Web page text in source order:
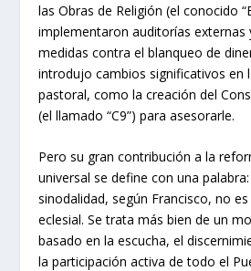
las Obras de Religión (el conocido
implementaron auditorías externas
medidas contra el blanqueo de
introdujo cambios significativos en
pastoral, como la creación del
(el llamado “C9”) para asesorarle.
Pero su gran contribución a la
universal se define con una palabra:
sinodalidad, según Francisco, no
eclesial. Se trata más bien de un
basado en la escucha, el
la participación activa de todo el